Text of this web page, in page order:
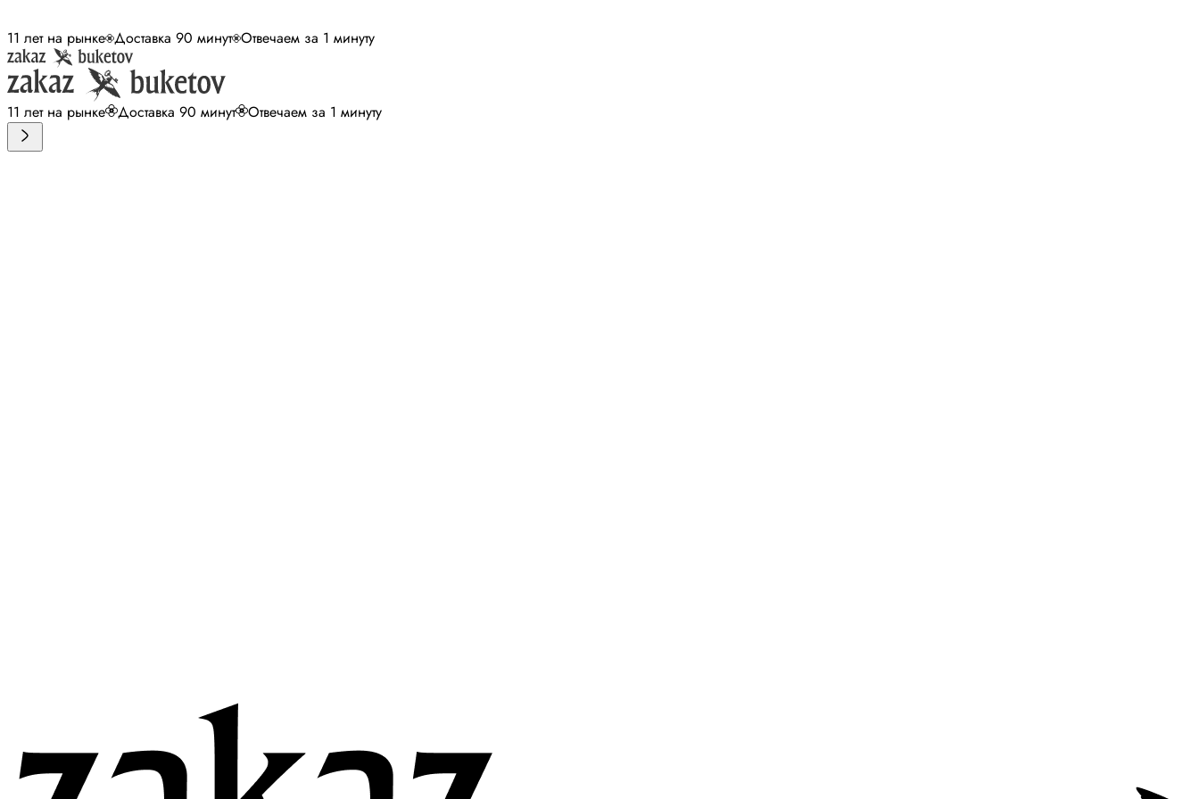
11 лет на рынке Доставка 90 минут Отвечаем за 1 минуту
11 лет на рынке Доставка 90 минут Отвечаем за 1 минуту